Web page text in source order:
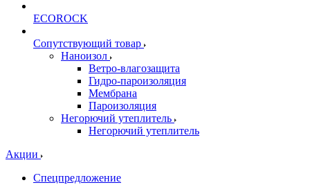
ECOROCK
Сопутствующий товар
Наноизол
Ветро-влагозащита
Гидро-пароизоляция
Мембрана
Пароизоляция
Негорючий утеплитель
Негорючий утеплитель
Акции
Спецпредложение